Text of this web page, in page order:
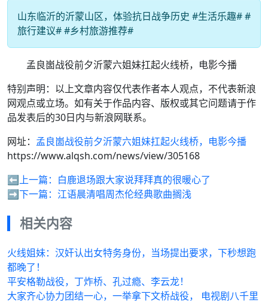
山东临沂的沂蒙山区，体验抗日战争历史 #生活乐趣# #
旅行建议# #乡村旅游推荐#
孟良崮战役前夕沂蒙六姐妹扛起火线桥，电影今播
特别声明：以上文章内容仅代表作者本人观点，不代表新浪
网观点或立场。如有关于作品内容、版权或其它问题请于作
品发表后的30日内与新浪网联系。
网址： 孟良崮战役前夕沂蒙六姐妹扛起火线桥，电影今播
https://www.alqsh.com/news/view/305168
⬅️上一篇： 白鹿退场跟大家说拜拜真的很暖心了
➡️下一篇： 江语晨清唱周杰伦经典歌曲搁浅
相关内容
火线姐妹：汉奸认出女特务身份，当场提出要求，下秒想跑
都晚了！
平安格勒战役，丁炸桥、孔过瘾、李云龙！
大家齐心协力团结一心，一举拿下文桥战役， 电视剧八千里